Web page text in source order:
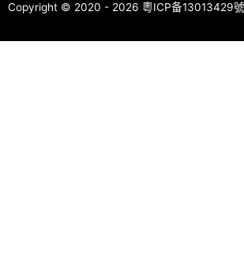
Copyright © 2020 - 2026 粵ICP备13013429號